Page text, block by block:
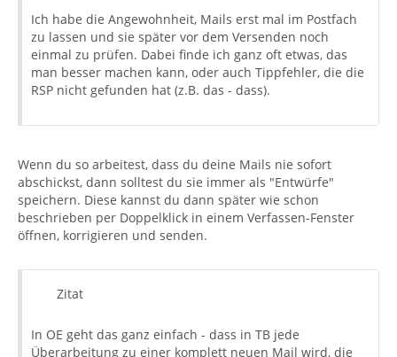
Ich habe die Angewohnheit, Mails erst mal im Postfach
zu lassen und sie später vor dem Versenden noch
einmal zu prüfen. Dabei finde ich ganz oft etwas, das
man besser machen kann, oder auch Tippfehler, die die
RSP nicht gefunden hat (z.B. das - dass).
Wenn du so arbeitest, dass du deine Mails nie sofort
abschickst, dann solltest du sie immer als "Entwürfe"
speichern. Diese kannst du dann später wie schon
beschrieben per Doppelklick in einem Verfassen-Fenster
öffnen, korrigieren und senden.
Zitat
In OE geht das ganz einfach - dass in TB jede
Überarbeitung zu einer komplett neuen Mail wird, die